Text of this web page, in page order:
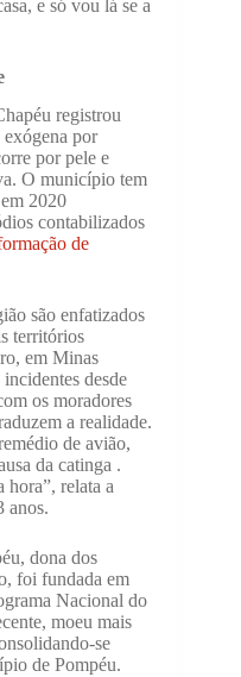
e só vou lá se a
registrou
por
por pele e
O município tem
2020
contabilizados
de
são enfatizados
territórios
em Minas
desde
os moradores
a realidade.
de avião,
da catinga .
hora”, relata a
anos.
dona dos
foi fundada em
Nacional do
moeu mais
se
de Pompéu.